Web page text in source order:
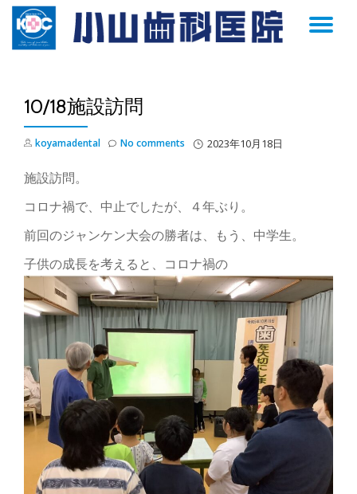
10/18施設訪問
koyamadental 2023年10月18日
No comments
施設訪問。
コロナ禍で、中止でしたが、４年ぶり。
前回のジャンケン大会の勝者は、もう、中学生。
子供の成長を考えると、コロナ禍の